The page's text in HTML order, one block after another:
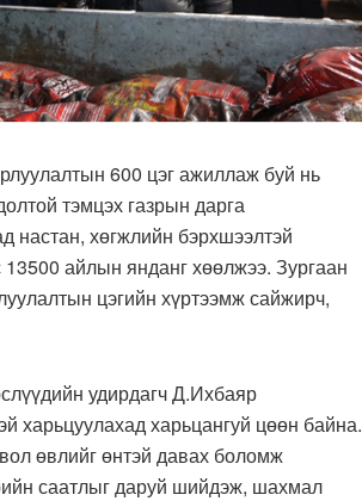
600 цэг ажиллаж буй нь
тэмцэх газрын дарга
настан, хөгжлийн бэрхшээлтэй
айлын янданг хөөлжээ. Зургаан
цэгийн хүртээмж сайжирч,
удирдагч Д.Ихбаяр
харьцуулахад харьцангуй цөөн байна.
өвлийг өнтэй давах боломж
саатлыг даруй шийдэж, шахмал